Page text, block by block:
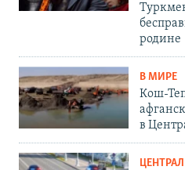
родине
В МИРЕ
Кош-
в